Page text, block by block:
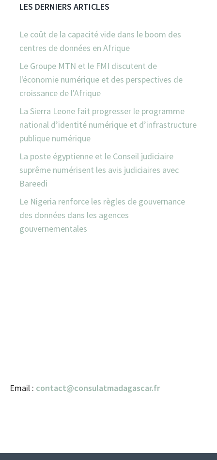
LES DERNIERS ARTICLES
Le coût de la capacité vide dans le boom des
centres de données en Afrique
Le Groupe MTN et le FMI discutent de
l'économie numérique et des perspectives de
croissance de l'Afrique
La Sierra Leone fait progresser le programme
national d’identité numérique et d’infrastructure
publique numérique
La poste égyptienne et le Conseil judiciaire
suprême numérisent les avis judiciaires avec
Bareedi
Le Nigeria renforce les règles de gouvernance
des données dans les agences
gouvernementales
Email : contact@consulatmadagascar.fr